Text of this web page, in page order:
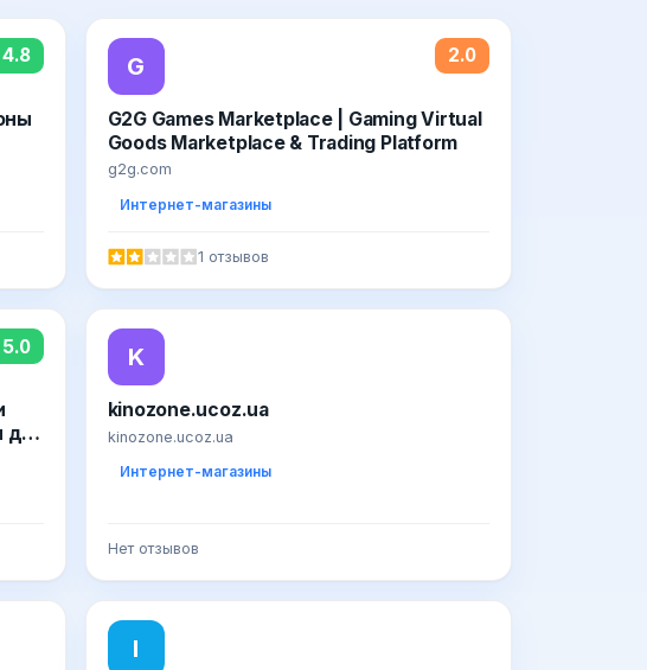
4.8 G 2.0
G2G Games Marketplace | Gaming Virtual
Goods Marketplace & Trading Platform
g2g.com
Интернет-магазины
1 отзывов
5.0
для
K
kinozone.ucoz.ua
kinozone.ucoz.ua
Интернет-магазины
Нет отзывов
I